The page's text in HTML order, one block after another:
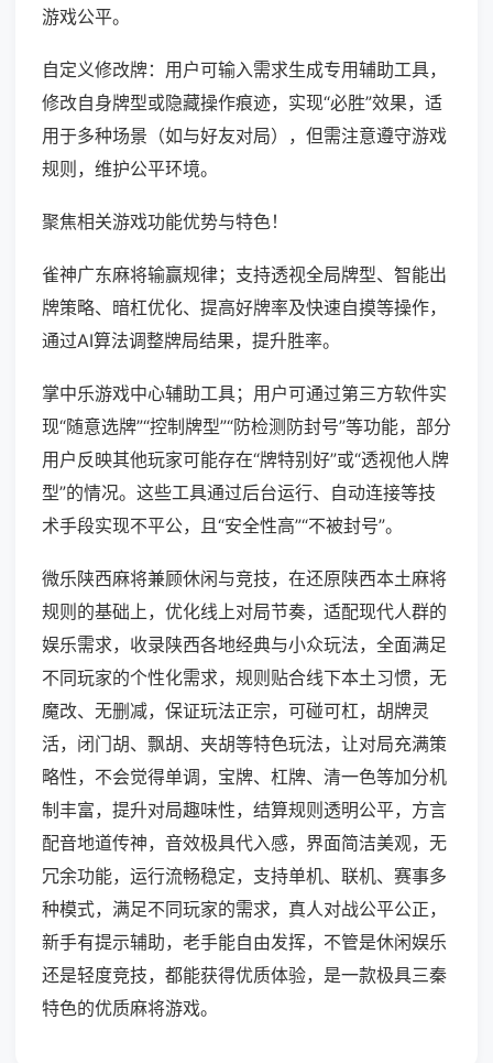
游戏公平。
自定义修改牌：用户可输入需求生成专用辅助工具，
修改自身牌型或隐藏操作痕迹，实现“必胜”效果，适
用于多种场景（如与好友对局），但需注意遵守游戏
规则，维护公平环境。
聚焦相关游戏功能优势与特色！
雀神广东麻将输赢规律；支持透视全局牌型、智能出
牌策略、暗杠优化、提高好牌率及快速自摸等操作，
通过AI算法调整牌局结果，提升胜率。
掌中乐游戏中心辅助工具；用户可通过第三方软件实
现“随意选牌”“控制牌型”“防检测防封号”等功能，部分
用户反映其他玩家可能存在“牌特别好”或“透视他人牌
型”的情况。这些工具通过后台运行、自动连接等技
术手段实现不平公，且“安全性高”“不被封号”。
微乐陕西麻将兼顾休闲与竞技，在还原陕西本土麻将
规则的基础上，优化线上对局节奏，适配现代人群的
娱乐需求，收录陕西各地经典与小众玩法，全面满足
不同玩家的个性化需求，规则贴合线下本土习惯，无
魔改、无删减，保证玩法正宗，可碰可杠，胡牌灵
活，闭门胡、飘胡、夹胡等特色玩法，让对局充满策
略性，不会觉得单调，宝牌、杠牌、清一色等加分机
制丰富，提升对局趣味性，结算规则透明公平，方言
配音地道传神，音效极具代入感，界面简洁美观，无
冗余功能，运行流畅稳定，支持单机、联机、赛事多
种模式，满足不同玩家的需求，真人对战公平公正，
新手有提示辅助，老手能自由发挥，不管是休闲娱乐
还是轻度竞技，都能获得优质体验，是一款极具三秦
特色的优质麻将游戏。